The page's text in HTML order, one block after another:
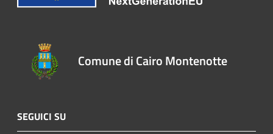
Comune di Cairo Montenotte
SEGUICI SU